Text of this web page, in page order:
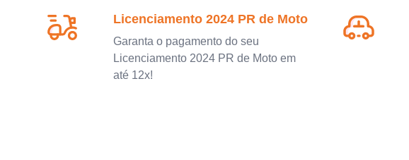
Licenciamento 2024 PR de Moto
Garanta o pagamento do seu
Licenciamento 2024 PR de Moto em
até 12x!